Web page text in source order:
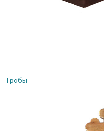
Гробы